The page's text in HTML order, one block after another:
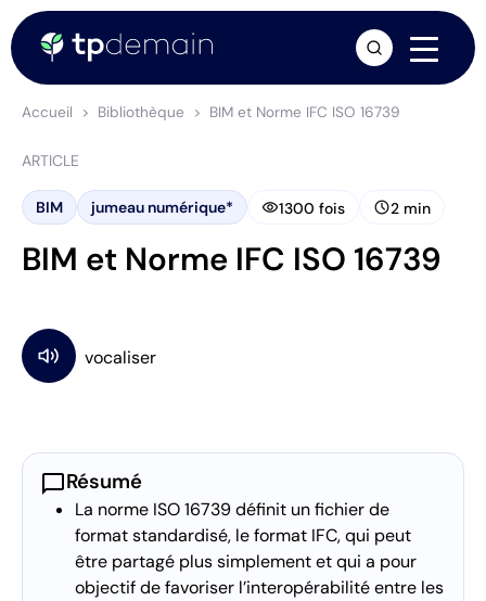
Accueil Bibliothèque BIM et Norme IFC ISO 16739
ARTICLE
BIM jumeau numérique* visibility1300 fois schedule2 min
BIM et Norme IFC ISO 16739
chat_bubbleRésumé
La norme ISO 16739 définit un fichier de
format standardisé, le format IFC, qui peut
être partagé plus simplement et qui a pour
objectif de favoriser l’interopérabilité entre les
arrow_forward